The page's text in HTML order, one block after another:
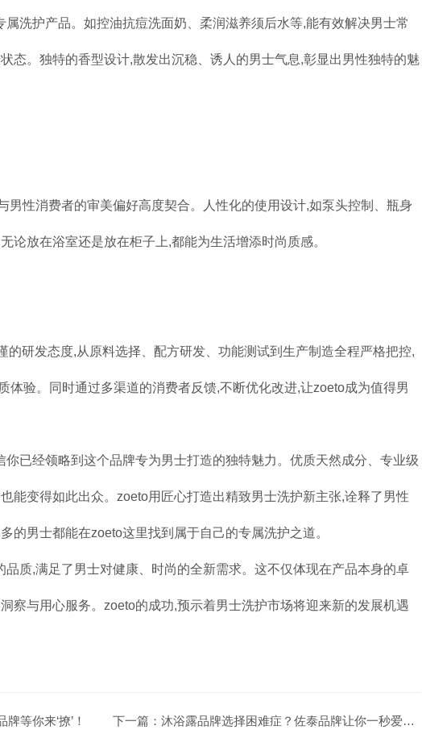
洗护产品。如控油抗痘洗面奶、柔润滋养须后水等,能有效解决男士常
态。独特的香型设计,散发出沉稳、诱人的男士气息,彰显出男性独特的魅
男性消费者的审美偏好高度契合。人性化的使用设计,如泵头控制、瓶身
论放在浴室还是放在柜子上,都能为生活增添时尚质感。
的研发态度,从原料选择、配方研发、功能测试到生产制造全程严格把控,
体验。同时通过多渠道的消费者反馈,不断优化改进,让zoeto成为值得男
已经领略到这个品牌专为男士打造的独特魅力。优质天然成分、专业级
能变得如此出众。zoeto用匠心打造出精致男士洗护新主张,诠释了男性
的男士都能在zoeto这里找到属于自己的专属洗护之道。
质,满足了男士对健康、时尚的全新需求。这不仅体现在产品本身的卓
察与用心服务。zoeto的成功,预示着男士洗护市场将迎来新的发展机遇
等你来‘撩’！ 下一篇： 沐浴露品牌选择困难症？佐泰品牌让你一秒爱上洗澡！